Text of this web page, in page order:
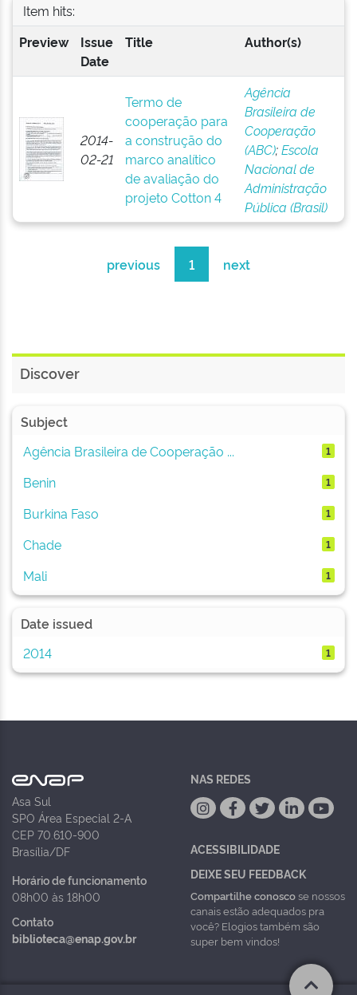
Item hits:
Preview
Issue
Date
Title Author(s)
2014-
02-21
Termo de
cooperação para
a construção do
marco analítico
de avaliação do
projeto Cotton 4
Agência
Brasileira de
Cooperação
(ABC);Escola
Nacional de
Administração
Pública (Brasil)
previous 1 next
Discover
Subject
Agência Brasileira de Cooperação ...
1
Benin 1
Burkina Faso 1
Chade 1
Mali 1
Date issued
2014
1
Asa Sul
SPO Área Especial 2-A
CEP 70.610-900
Brasília/DF
Horário de funcionamento
08h00 às 18h00
Contato
biblioteca@enap.gov.br
NAS REDES
ACESSIBILIDADE
DEIXE SEU FEEDBACK
Compartilhe conoscose nossos
canais estão adequados pra
você? Elogios também são
super bem vindos!